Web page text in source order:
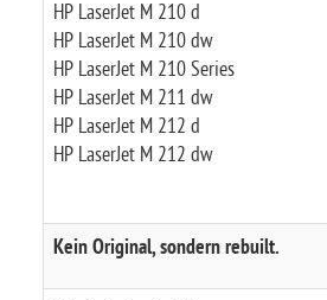
HP LaserJet M 210 d
HP LaserJet M 210 dw
HP LaserJet M 210 Series
HP LaserJet M 211 dw
HP LaserJet M 212 d
HP LaserJet M 212 dw
Kein Original, sondern rebuilt.